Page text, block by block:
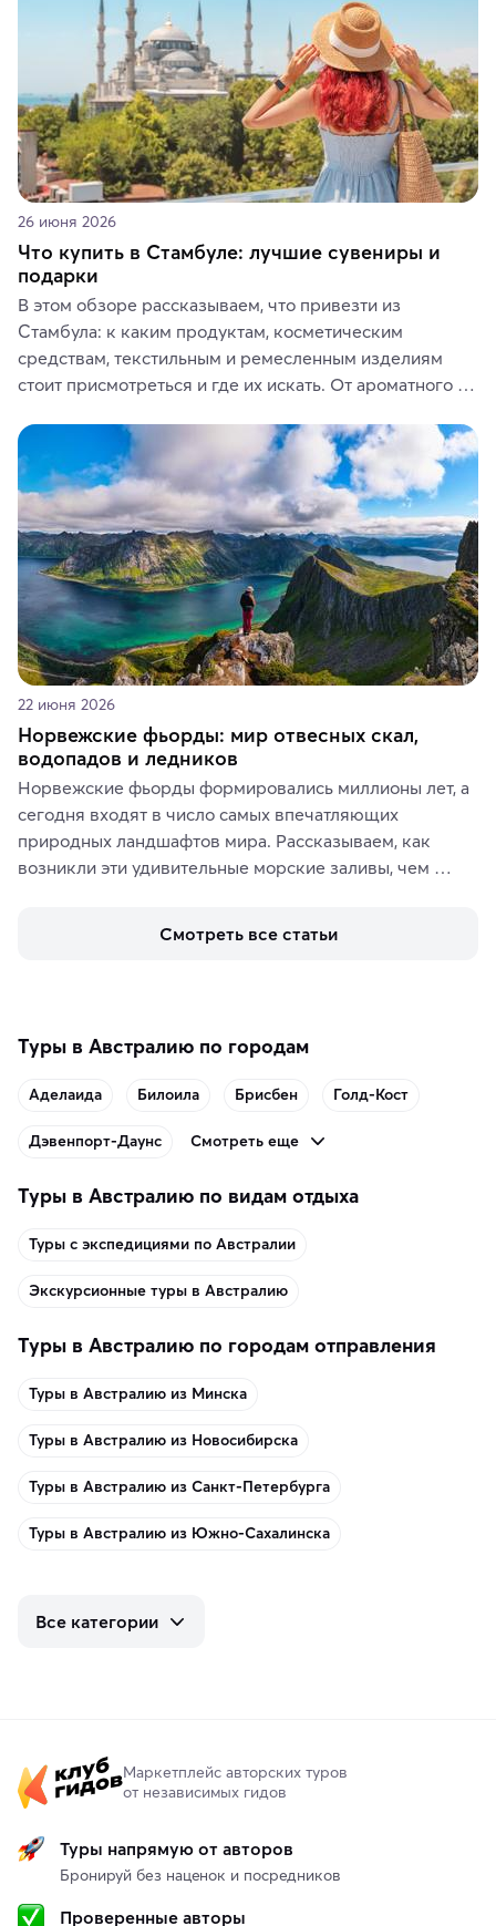
26 июня 2026
Что купить в Стамбуле: лучшие сувениры и
подарки
В этом обзоре рассказываем, что привезти из
Стамбула: к каким продуктам, косметическим
средствам, текстильным и ремесленным изделиям
стоит присмотреться и где их искать. От ароматного
керамики и изделий из кожи на турецких рынках и в
аутентичных лавках — в подарок близким или себе на
память о путешествии.
22 июня 2026
Норвежские фьорды: мир отвесных скал,
водопадов и ледников
Норвежские фьорды формировались миллионы лет, а
сегодня входят в число самых впечатляющих
природных ландшафтов мира. Рассказываем, как
возникли эти удивительные морские заливы, чем
включить в маршрут по Норвегии.
Смотреть все статьи
Туры в Австралию по городам
Аделаида Билоила Брисбен Голд-Кост
Дэвенпорт-Даунс Смотреть еще
Туры в Австралию по видам отдыха
Туры с экспедициями по Австралии
Экскурсионные туры в Австралию
Туры в Австралию по городам отправления
Туры в Австралию из Минска
Туры в Австралию из Новосибирска
Туры в Австралию из Санкт-Петербурга
Туры в Австралию из Южно-Сахалинска
Все категории
Маркетплейс авторских туров
от независимых гидов
Туры напрямую от авторов
Бронируй без наценок и посредников
Проверенные авторы